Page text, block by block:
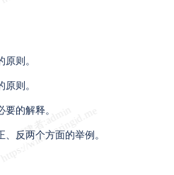
则。
则。
的解释。
反两个方面的举例。